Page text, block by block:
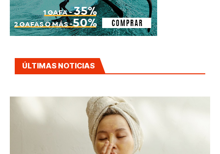
ÚLTIMAS NOTICIAS